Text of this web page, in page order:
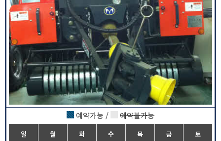
예약가능 / 예약불가능
일 월 화 수 목 금 토